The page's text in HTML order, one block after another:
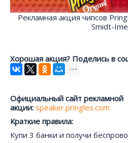
Рекламная акция чипсов
Smidt-
Хорошая акция? Поделись в
Официальный сайт рекламной
акции: speaker.pringles.com
Краткие правила:
Купи 3 банки и получи